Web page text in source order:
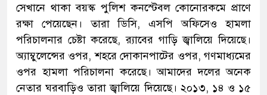
সেখানে থাকা বয়স্ক পুলিশ কনস্টেবল কোনোরকমে প্রাণে
রক্ষা পেয়েছেন। তারা ডিসি, এসপি অফিসেও হামলা
পরিচালনার চেষ্টা করেছে, র‌্যাবের গাড়ি জ্বালিয়ে দিয়েছে।
অ্যাম্বুলেন্সের ওপর, শহরে দোকানপাটের ওপর, গণমাধ্যমের
ওপর হামলা পরিচালনা করেছে। আমাদের দলের অনেক
নেতার ঘরবাড়িও তারা জ্বালিয়ে দিয়েছে। ২০১৩, ১৪ ও ১৫